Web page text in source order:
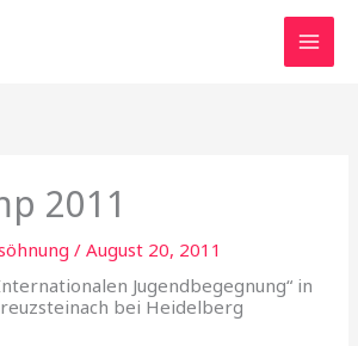
2011
/August 20, 2011
Jugendbegegnung“ in
bei Heidelberg